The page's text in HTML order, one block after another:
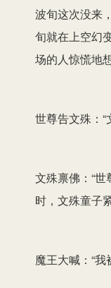
波旬这次没来
旬就在上空幻
场的人惊慌地
世尊告文殊：
文殊禀佛：“
时，文殊童子
魔王大喊：“